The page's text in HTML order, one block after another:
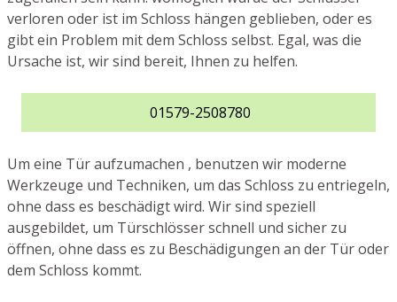
verloren oder ist im Schloss hängen geblieben, oder es
gibt ein Problem mit dem Schloss selbst. Egal, was die
Ursache ist, wir sind bereit, Ihnen zu helfen.
01579-2508780
Um eine Tür aufzumachen , benutzen wir moderne
Werkzeuge und Techniken, um das Schloss zu entriegeln,
ohne dass es beschädigt wird. Wir sind speziell
ausgebildet, um Türschlösser schnell und sicher zu
öffnen, ohne dass es zu Beschädigungen an der Tür oder
dem Schloss kommt.